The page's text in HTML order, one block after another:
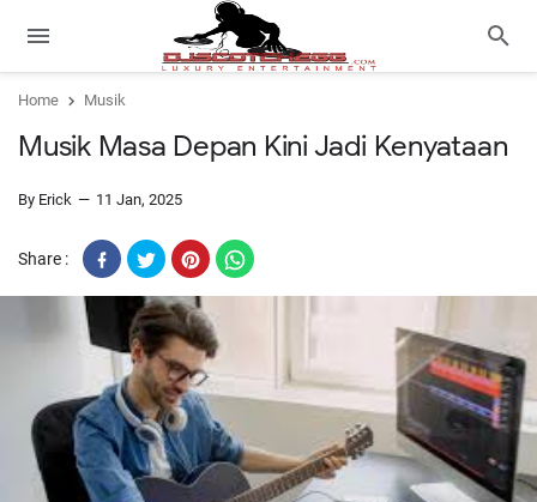
Home Musik
Musik Masa Depan Kini Jadi Kenyataan
By Erick 11 Jan, 2025
Share :